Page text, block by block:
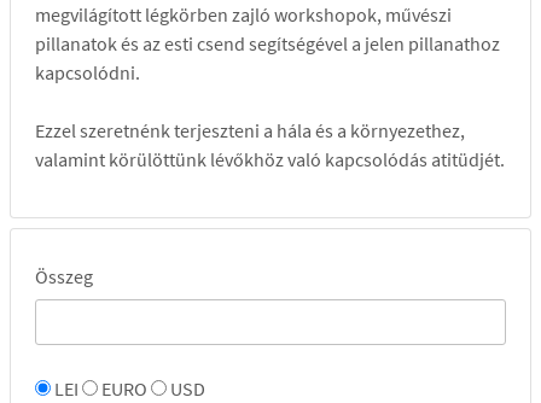
megvilágított légkörben zajló workshopok, művészi
pillanatok és az esti csend segítségével a jelen pillanathoz
kapcsolódni.
Ezzel szeretnénk terjeszteni a hála és a környezethez,
valamint körülöttünk lévőkhöz való kapcsolódás atitüdjét.
Összeg
LEI EURO USD